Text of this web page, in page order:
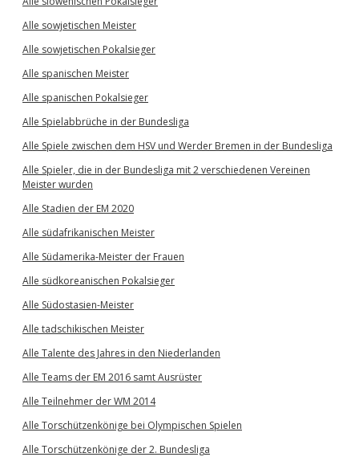
Alle sowjetischen Meister
Alle sowjetischen Pokalsieger
Alle spanischen Meister
Alle spanischen Pokalsieger
Alle Spielabbrüche in der Bundesliga
Alle Spiele zwischen dem HSV und Werder Bremen in der Bundesliga
Alle Spieler, die in der Bundesliga mit 2 verschiedenen Vereinen
Meister wurden
Alle Stadien der EM 2020
Alle südafrikanischen Meister
Alle Südamerika-Meister der Frauen
Alle südkoreanischen Pokalsieger
Alle Südostasien-Meister
Alle tadschikischen Meister
Alle Talente des Jahres in den Niederlanden
Alle Teams der EM 2016 samt Ausrüster
Alle Teilnehmer der WM 2014
Alle Torschützenkönige bei Olympischen Spielen
Alle Torschützenkönige der 2. Bundesliga